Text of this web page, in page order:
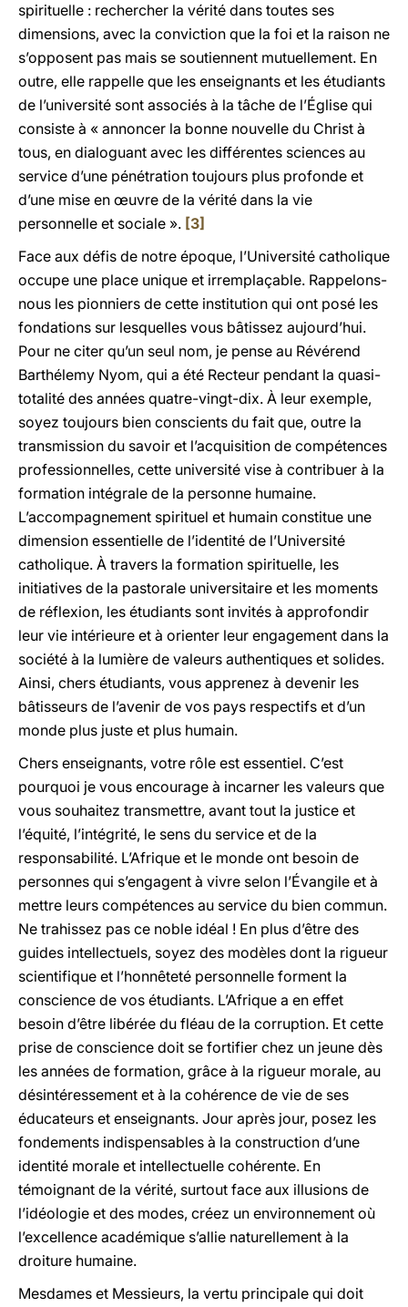
spirituelle : rechercher la vérité dans toutes ses
dimensions, avec la conviction que la foi et la raison ne
s’opposent pas mais se soutiennent mutuellement. En
outre, elle rappelle que les enseignants et les étudiants
de l’université sont associés à la tâche de l’Église qui
consiste à « annoncer la bonne nouvelle du Christ à
tous, en dialoguant avec les différentes sciences au
service d’une pénétration toujours plus profonde et
d’une mise en œuvre de la vérité dans la vie
personnelle et sociale ». [3]
Face aux défis de notre époque, l’Université catholique
occupe une place unique et irremplaçable. Rappelons-
nous les pionniers de cette institution qui ont posé les
fondations sur lesquelles vous bâtissez aujourd’hui.
Pour ne citer qu’un seul nom, je pense au Révérend
Barthélemy Nyom, qui a été Recteur pendant la quasi-
totalité des années quatre-vingt-dix. À leur exemple,
soyez toujours bien conscients du fait que, outre la
transmission du savoir et l’acquisition de compétences
professionnelles, cette université vise à contribuer à la
formation intégrale de la personne humaine.
L’accompagnement spirituel et humain constitue une
dimension essentielle de l’identité de l’Université
catholique. À travers la formation spirituelle, les
initiatives de la pastorale universitaire et les moments
de réflexion, les étudiants sont invités à approfondir
leur vie intérieure et à orienter leur engagement dans la
société à la lumière de valeurs authentiques et solides.
Ainsi, chers étudiants, vous apprenez à devenir les
bâtisseurs de l’avenir de vos pays respectifs et d’un
monde plus juste et plus humain.
Chers enseignants, votre rôle est essentiel. C’est
pourquoi je vous encourage à incarner les valeurs que
vous souhaitez transmettre, avant tout la justice et
l’équité, l’intégrité, le sens du service et de la
responsabilité. L’Afrique et le monde ont besoin de
personnes qui s’engagent à vivre selon l’Évangile et à
mettre leurs compétences au service du bien commun.
Ne trahissez pas ce noble idéal ! En plus d’être des
guides intellectuels, soyez des modèles dont la rigueur
scientifique et l’honnêteté personnelle forment la
conscience de vos étudiants. L’Afrique a en effet
besoin d’être libérée du fléau de la corruption. Et cette
prise de conscience doit se fortifier chez un jeune dès
les années de formation, grâce à la rigueur morale, au
désintéressement et à la cohérence de vie de ses
éducateurs et enseignants. Jour après jour, posez les
fondements indispensables à la construction d’une
identité morale et intellectuelle cohérente. En
témoignant de la vérité, surtout face aux illusions de
l’idéologie et des modes, créez un environnement où
l’excellence académique s’allie naturellement à la
droiture humaine.
Mesdames et Messieurs, la vertu principale qui doit